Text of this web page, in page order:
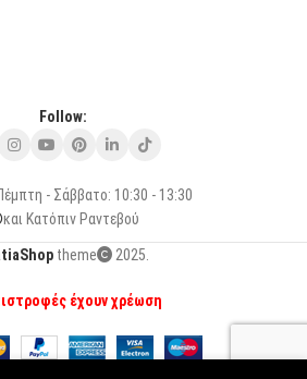
Follow:
- Σάββατο: 10:30 - 13:30
και Κατόπιν Ραντεβού
theme 2025.
έχουν χρέωση